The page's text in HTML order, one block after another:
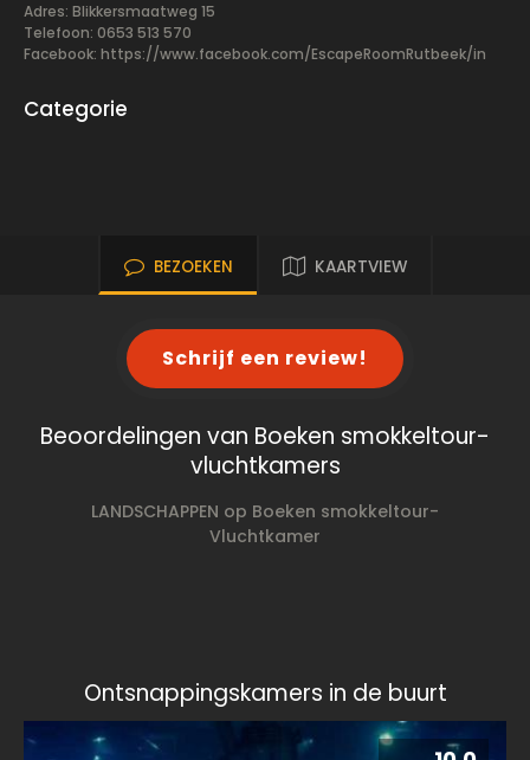
Adres: Blikkersmaatweg 15
Telefoon: 0653 513 570
Facebook: https://www.facebook.com/EscapeRoomRutbeek/in
Categorie
BEZOEKEN KAARTVIEW
Schrijf een review!
Beoordelingen van Boeken smokkeltour-
vluchtkamers
LANDSCHAPPEN op Boeken smokkeltour-
Vluchtkamer
Ontsnappingskamers in de buurt